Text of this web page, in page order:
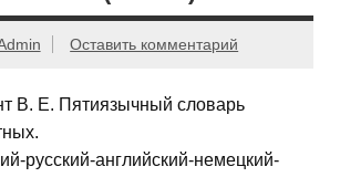
Оставить комментарий
В. Е. Пятиязычный словарь
русский-английский-немецкий-